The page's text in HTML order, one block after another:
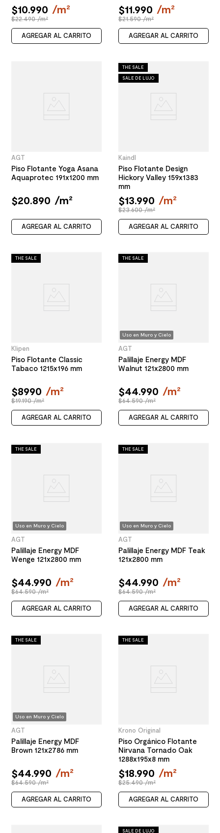
$10.990 /m²
$22.490 /m²
AGREGAR AL CARRITO
$11.990 /m²
$21.590 /m²
AGREGAR AL CARRITO
AGT
Piso Flotante Yoga Asana
Aquaprotec 191x1200 mm
$20.890 /m²
AGREGAR AL CARRITO
THE SALE
SALE DE LUJO
Kaindl
Piso Flotante Design
Hickory Valley 159x1383
mm
$13.990 /m²
$23.600 /m²
AGREGAR AL CARRITO
THE SALE
Klipen
Piso Flotante Classic
Tabaco 1215x196 mm
$8990 /m²
$19.190 /m²
AGREGAR AL CARRITO
THE SALE
Uso en Muro y Cielo
AGT
Palillaje Energy MDF
Walnut 121x2800 mm
$44.990 /m²
$64.590 /m²
AGREGAR AL CARRITO
THE SALE
Uso en Muro y Cielo
AGT
Palillaje Energy MDF
Wenge 121x2800 mm
$44.990 /m²
$64.590 /m²
AGREGAR AL CARRITO
THE SALE
Uso en Muro y Cielo
AGT
Palillaje Energy MDF Teak
121x2800 mm
$44.990 /m²
$64.590 /m²
AGREGAR AL CARRITO
THE SALE
Uso en Muro y Cielo
AGT
Palillaje Energy MDF
Brown 121x2786 mm
$44.990 /m²
$64.590 /m²
AGREGAR AL CARRITO
THE SALE
Krono Original
Piso Orgánico Flotante
Nirvana Tornado Oak
1288x195x8 mm
$18.990 /m²
$25.490 /m²
AGREGAR AL CARRITO
SALE DE LUJO